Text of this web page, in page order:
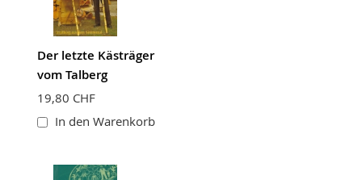
Der letzte Kästräger
vom Talberg
19,80 CHF
In den Warenkorb